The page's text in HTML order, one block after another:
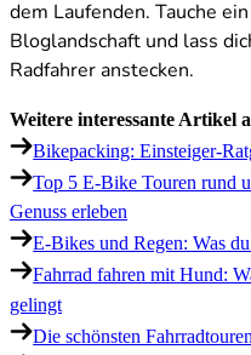
dem Laufenden. Tauche
Bloglandschaft und lass
Radfahrer anstecken.
Weitere interessante Artikel
Bikepacking: Einsteiger-
Top 5 E-Bike Touren rund
Genuss erleben
E-Bikes und Regen: Was
Fahrrad fahren mit Hund:
gelingt
Die schönsten